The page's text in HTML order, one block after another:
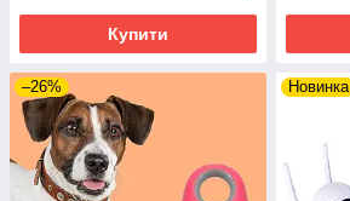
Купити
–26% Новинка